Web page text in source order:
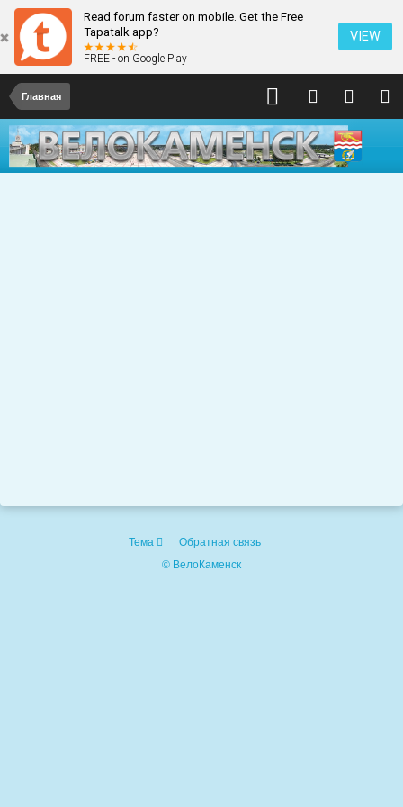
Read forum faster on mobile. Get the Free
Tapatalk app?
FREE - on Google Play
VIEW
Главная
Тема
Обратная связь
© ВелоКаменск